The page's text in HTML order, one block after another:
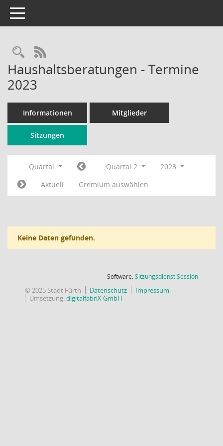
Toggle navigation
Rechercheauswahl
RSS-Feed
Haushaltsberatungen - Termine
2023
Informationen Mitglieder
Sitzungen
Quartal Quartal 2
2023
Aktuell
Gremium auswählen
Keine Daten gefunden.
Software:SitzungsdienstSession(Wird in
© 2025 Stadt Fürth Datenschutz
Impressum
Umsetzung:digitalfabriX GmbH